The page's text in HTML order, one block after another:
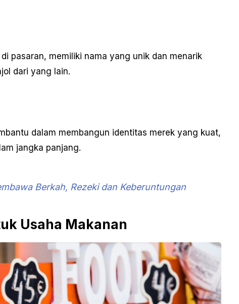
pasaran, memiliki nama yang unik dan menarik
dari yang lain.
dalam membangun identitas merek yang kuat,
jangka panjang.
Berkah, Rezeki dan Keberuntungan
Usaha Makanan